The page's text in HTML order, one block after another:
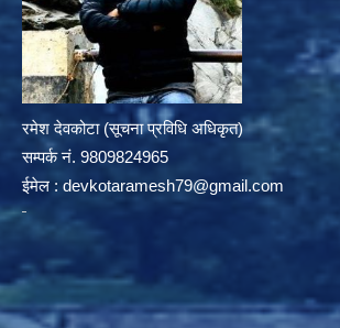
रमेश देवकोटा (सूचना प्रविधि अधिकृत)
सम्पर्क न‌ं. 9809824965
ईमेल : devkotaramesh79@gmail.com